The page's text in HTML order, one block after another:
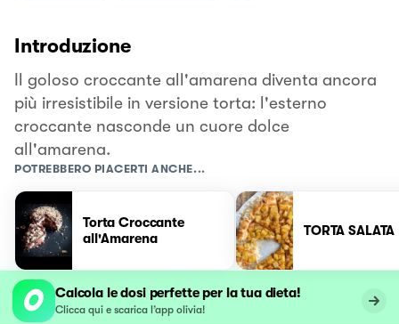
Introduzione
Il goloso croccante all'amarena diventa ancora
più irresistibile in versione torta: l'esterno
croccante nasconde un cuore dolce
all'amarena.
POTREBBERO PIACERTI ANCHE...
Torta Croccante
all'Amarena
TORTA SALATA
Calcola le dosi perfette per la tua dieta!
Clicca qui e scarica l’app olivia!